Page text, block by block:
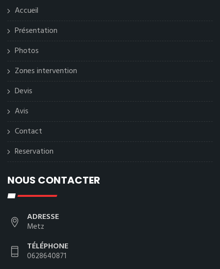
Accueil
Présentation
Photos
Zones intervention
Devis
Avis
Contact
Reservation
NOUS CONTACTER
ADRESSE
Metz
TÉLÉPHONE
0628640871